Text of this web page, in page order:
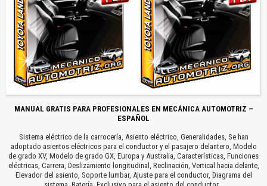
MANUAL GRATIS PARA PROFESIONALES EN MECÁNICA AUTOMOTRIZ –
ESPAÑOL
Sistema eléctrico de la carrocería, Asiento eléctrico, Generalidades, Se han
adoptado asientos eléctricos para el conductor y el pasajero delantero, Modelo
de grado XV, Modelo de grado GX, Europa y Australia, Características, Funciones
eléctricas, Carrera, Deslizamiento longitudinal, Reclinación, Vertical hacia delante,
Elevador del asiento, Soporte lumbar, Ajuste para el conductor, Diagrama del